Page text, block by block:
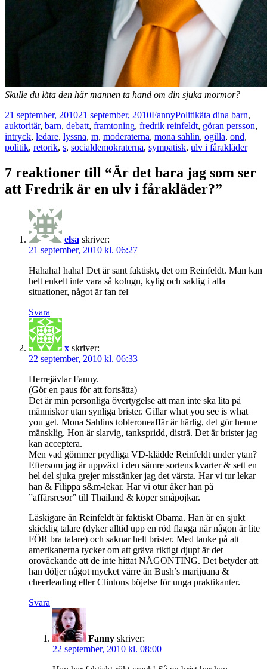
Skulle du låta den här mannen ta hand om din sjuka mormor?
Postat
21 september, 201021 september, 2010Författare
FannyKategorier
PolitikTaggar
äta dina barn,
auktoritär, barn, debatt, framtoning, fredrik reinfeldt, göran persson,
intryck, ledare, lyssna, m, moderaterna, mona sahlin, ogilla, ond,
politik, retorik, s, socialdemokraterna, sympatisk, ulv i fårakläder
7 reaktioner till “Är det bara jag som ser
att Fredrik är en ulv i fårakläder?”
elsa skriver:
21 september, 2010 kl. 06:27
Hahaha! haha! Det är sant faktiskt, det om Reinfeldt. Man kan
helt enkelt inte vara så kolugn, kylig och saklig i alla
situationer, något är fan fel
Svara
x skriver:
22 september, 2010 kl. 06:33
Herrejävlar Fanny.
(Gör en paus för att fortsätta)
Det är min personliga övertygelse att man inte ska lita på
människor utan synliga brister. Gillar what you see is what
you get. Mona Sahlins tobleroneaffär är härlig, det gör henne
mänsklig. Hon är slarvig, tankspridd, disträ. Det är brister jag
kan acceptera.
Men vad gömmer prydliga VD-klädde Reinfeldt under ytan?
Eftersom jag är uppväxt i den sämre sortens kvarter & sett en
hel del sjuka grejer misstänker jag det värsta. Har vi tur lekar
han & Filippa s&m-lekar. Har vi otur åker han på
”affärsresor” till Thailand & köper småpojkar.
Läskigare än Reinfeldt är faktiskt Obama. Han är en sjukt
skicklig talare (dyker alltid upp en röd flagga när någon är lite
FÖR bra talare) och saknar helt brister. Med tanke på att
amerikanerna tycker om att gräva riktigt djupt är det
oroväckande att de inte hittat NÅGONTING. Det betyder att
han döljer något mycket värre än Bush’s marijuana &
cheerleading eller Clintons böjelse för unga praktikanter.
Svara
Fanny skriver:
22 september, 2010 kl. 08:00